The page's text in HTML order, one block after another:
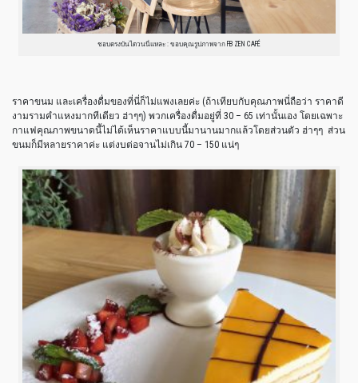
ชอบตรงบันไดวนนี่แหละ : ขอบคุณรูปภาพจาก FB ZEN CAFÉ
ราคาขนม และเครื่องดื่มของที่นี่ก็ไม่แพงเลยค่ะ (ถ้าเทียบกับคุณภาพนี่ถือว่า ราคาดี
งามรามคำแหงมากทีเดียว ฮ่าๆๆ) พวกเครื่องดื่มอยู่ที่ 30 – 65 เท่านั้นเอง โดยเฉพาะ
กาแฟคุณภาพขนาดนี้ไม่ได้เห็นราคาแบบนี้มานานมากแล้วโดยส่วนตัว ฮ่าๆๆ ส่วน
ขนมก็มีหลายราคาค่ะ แต่งบต่อจานไม่เกิน 70 – 150 แน่ๆ